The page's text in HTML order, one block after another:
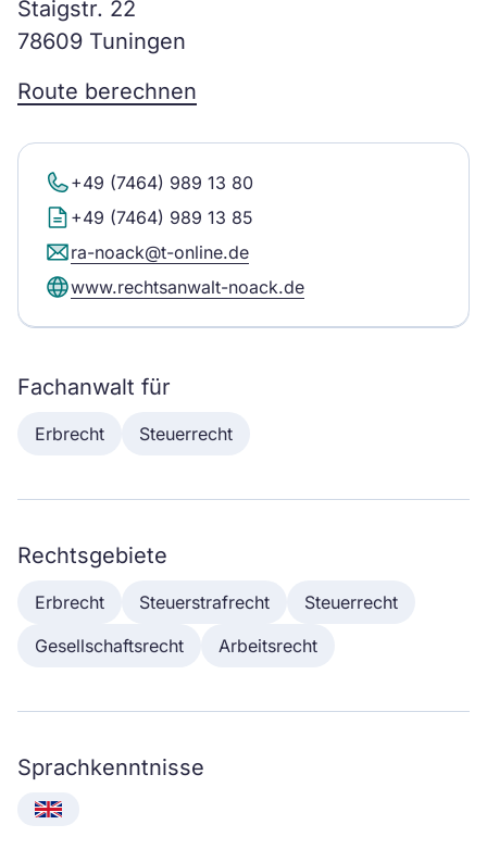
Staigstr. 22
78609 Tuningen
Route berechnen
+49 (7464) 989 13 80
+49 (7464) 989 13 85
ra-noack@t-online.de
www.rechtsanwalt-noack.de
Fachanwalt für
Erbrecht Steuerrecht
Rechtsgebiete
Erbrecht Steuerstrafrecht
Steuerrecht
Gesellschaftsrecht
Arbeitsrecht
Sprachkenntnisse
English